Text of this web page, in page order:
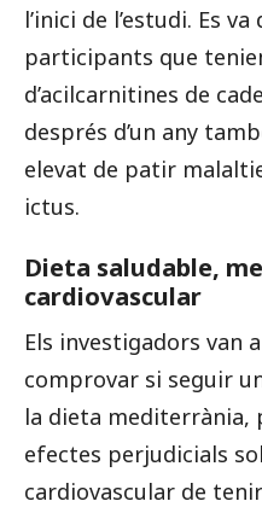
l’inici de l’estudi. Es
participants que
d’acilcarnitines de
després d’un any
elevat de patir
ictus.
Dieta saludable,
cardiovascular
Els investigadors van
comprovar si seguir
la dieta
efectes perjudicials
cardiovascular de